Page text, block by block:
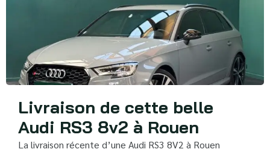
Livraison de cette belle
Audi RS3 8v2 à Rouen
La livraison récente d’une Audi RS3 8V2 à Rouen